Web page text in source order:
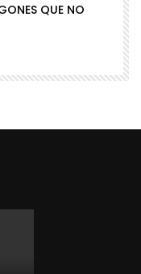
QUE NO